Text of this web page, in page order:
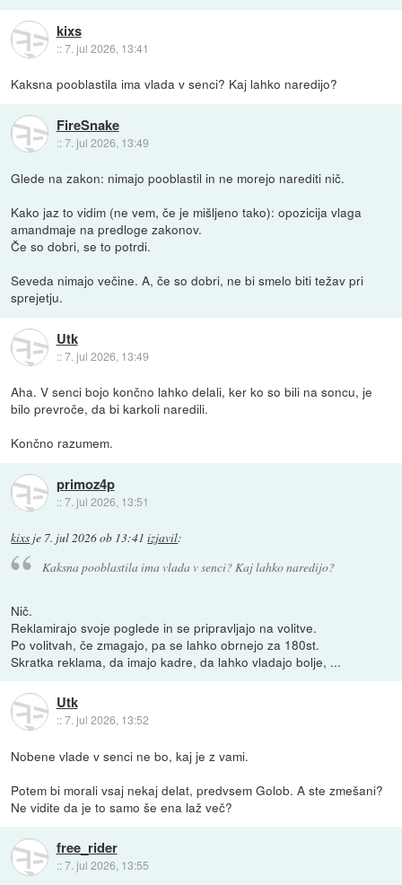
kixs
::7. jul 2026, 13:41
Kaksna pooblastila ima vlada v senci? Kaj lahko naredijo?
FireSnake
::7. jul 2026, 13:49
Glede na zakon: nimajo pooblastil in ne morejo narediti nič.
Kako jaz to vidim (ne vem, če je mišljeno tako): opozicija vlaga
amandmaje na predloge zakonov.
Če so dobri, se to potrdi.
Seveda nimajo večine. A, če so dobri, ne bi smelo biti težav pri
sprejetju.
Utk
::7. jul 2026, 13:49
Aha. V senci bojo končno lahko delali, ker ko so bili na soncu, je
bilo prevroče, da bi karkoli naredili.
Končno razumem.
primoz4p
::7. jul 2026, 13:51
kixs je 7. jul 2026 ob 13:41 izjavil:
Kaksna pooblastila ima vlada v senci? Kaj lahko naredijo?
Nič.
Reklamirajo svoje poglede in se pripravljajo na volitve.
Po volitvah, če zmagajo, pa se lahko obrnejo za 180st.
Skratka reklama, da imajo kadre, da lahko vladajo bolje, ...
Utk
::7. jul 2026, 13:52
Nobene vlade v senci ne bo, kaj je z vami.
Potem bi morali vsaj nekaj delat, predvsem Golob. A ste zmešani?
Ne vidite da je to samo še ena laž več?
free_rider
::7. jul 2026, 13:55